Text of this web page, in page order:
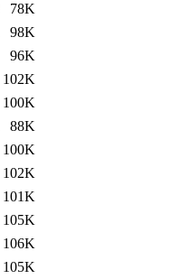
78K
98K
96K
102K
100K
88K
100K
102K
101K
105K
106K
105K